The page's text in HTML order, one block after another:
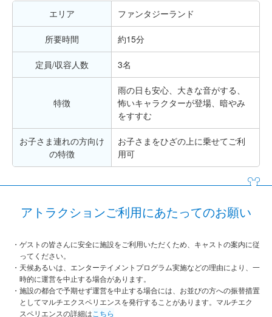
エリア ファンタジーランド
所要時間 約15分
定員/収容人数 3名
特徴
雨の日も安心、大きな音がする、
怖いキャラクターが登場、暗やみ
をすすむ
お子さま連れの方向け
の特徴
お子さまをひざの上に乗せてご利
用可
アトラクションご利用にあたってのお願い
ゲストの皆さんに安全に施設をご利用いただくため、キャストの案内に従
ってください。
天候あるいは、エンターテイメントプログラム実施などの理由により、一
時的に運営を中止する場合があります。
施設の都合で予期せず運営を中止する場合には、お並びの方への振替措置
としてマルチエクスペリエンスを発行することがあります。マルチエク
スペリエンスの詳細は こちら